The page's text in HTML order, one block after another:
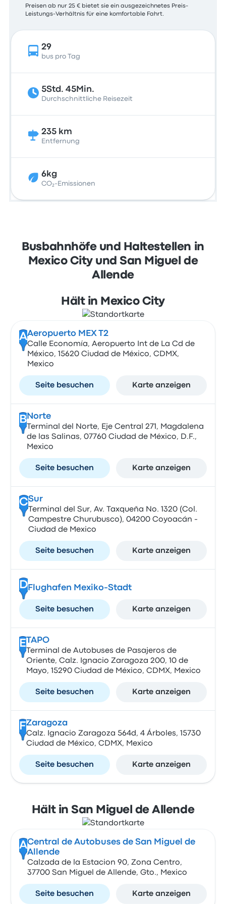
Preisen ab nur 25 € bietet sie ein ausgezeichnetes Preis-
Leistungs-Verhältnis für eine komfortable Fahrt.
29
bus pro Tag
5Std. 45Min.
Durchschnittliche Reisezeit
235 km
Entfernung
6kg
CO₂-Emissionen
Busbahnhöfe und Haltestellen in
Mexico City und San Miguel de
Allende
Hält in Mexico City
AAeropuerto MEX T2
Calle Economía, Aeropuerto Int de La Cd de
México, 15620 Ciudad de México, CDMX,
Mexico
Seite besuchen Karte anzeigen
B Norte
Terminal del Norte, Eje Central 271, Magdalena
de las Salinas, 07760 Ciudad de México, D.F.,
Mexico
Seite besuchen Karte anzeigen
CSur
Terminal del Sur, Av. Taxqueña No. 1320 (Col.
Campestre Churubusco), 04200 Coyoacán -
Ciudad de Mexico
Seite besuchen Karte anzeigen
DFlughafen Mexiko-Stadt
Seite besuchen Karte anzeigen
E TAPO
Terminal de Autobuses de Pasajeros de
Oriente, Calz. Ignacio Zaragoza 200, 10 de
Mayo, 15290 Ciudad de México, CDMX, Mexico
Seite besuchen Karte anzeigen
FZaragoza
Calz. Ignacio Zaragoza 564d, 4 Árboles, 15730
Ciudad de México, CDMX, Mexico
Seite besuchen Karte anzeigen
Hält in San Miguel de Allende
ACentral de Autobuses de San Miguel de
Allende
Calzada de la Estacion 90, Zona Centro,
37700 San Miguel de Allende, Gto., Mexico
Seite besuchen Karte anzeigen